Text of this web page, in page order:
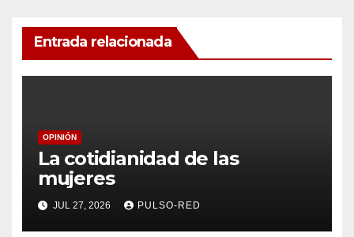
Entrada relacionada
OPINIÓN
La cotidianidad de las
mujeres
JUL 27, 2026 PULSO-RED